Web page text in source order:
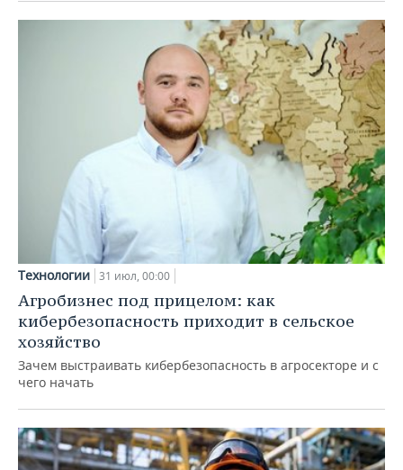
Технологии 31 июл, 00:00
Агробизнес под прицелом: как
кибербезопасность приходит в сельское
хозяйство
Зачем выстраивать кибербезопасность в агросекторе и с
чего начать